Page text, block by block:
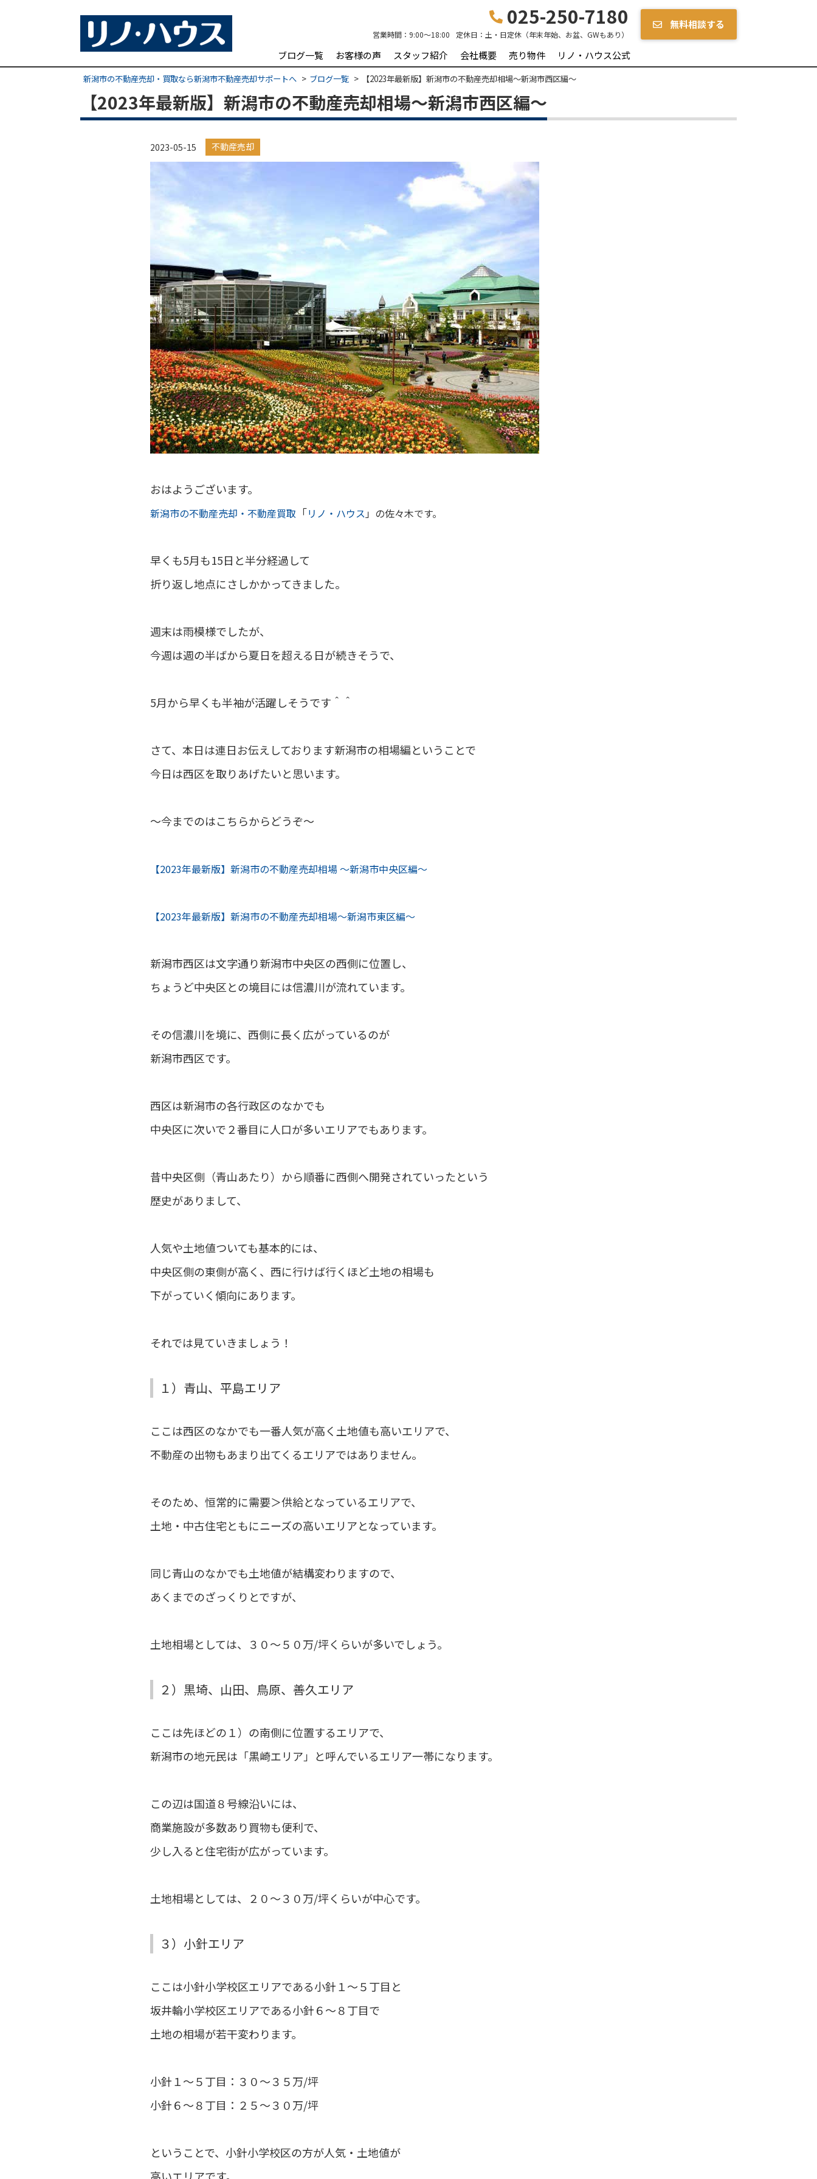
025-250-7180
営業時間： 9:00～18:00 定休日： 土・日定休（年末年始、お盆、GWもあり）
無料相談する
ブログ一覧 お客様の声 スタッフ紹介 会社概要 売り物件 リノ・ハウス公式
新潟市の不動産売却・買取なら新潟市不動産売却サポートへ ブログ一覧 【2023年最新版】新潟市の不動産売却相場〜新潟市西区編〜
【2023年最新版】新潟市の不動産売却相場〜新潟市西区編〜
2023-05-15 不動産売却
おはようございます。
新潟市の不動産売却・不動産買取 「リノ・ハウス 」の佐々木です。
早くも5月も15日と半分経過して
折り返し地点にさしかかってきました。
週末は雨模様でしたが、
今週は週の半ばから夏日を超える日が続きそうで、
5月から早くも半袖が活躍しそうです＾＾
さて、本日は連日お伝えしております新潟市の相場編ということで
今日は西区を取りあげたいと思います。
～今までのはこちらからどうぞ～
【2023年最新版】新潟市の不動産売却相場 ～新潟市中央区編～
【2023年最新版】新潟市の不動産売却相場〜新潟市東区編〜
新潟市西区は文字通り新潟市中央区の西側に位置し、
ちょうど中央区との境目には信濃川が流れています。
その信濃川を境に、西側に長く広がっているのが
新潟市西区です。
西区は新潟市の各行政区のなかでも
中央区に次いで２番目に人口が多いエリアでもあります。
昔中央区側（青山あたり）から順番に西側へ開発されていったという
歴史がありまして、
人気や土地値ついても基本的には、
中央区側の東側が高く、西に行けば行くほど土地の相場も
下がっていく傾向にあります。
それでは見ていきましょう！
１）青山、平島エリア
ここは西区のなかでも一番人気が高く土地値も高いエリアで、
不動産の出物もあまり出てくるエリアではありません。
そのため、恒常的に需要＞供給となっているエリアで、
土地・中古住宅ともにニーズの高いエリアとなっています。
同じ青山のなかでも土地値が結構変わりますので、
あくまでのざっくりとですが、
土地相場としては、３０～５０万/坪くらいが多いでしょう。
２）黒埼、山田、鳥原、善久エリア
ここは先ほどの１）の南側に位置するエリアで、
新潟市の地元民は「黒崎エリア」と呼んでいるエリア一帯になります。
この辺は国道８号線沿いには、
商業施設が多数あり買物も便利で、
少し入ると住宅街が広がっています。
土地相場としては、２０～３０万/坪くらいが中心です。
３）小針エリア
ここは小針小学校区エリアである小針１～５丁目と
坂井輪小学校区エリアである小針６～８丁目で
土地の相場が若干変わります。
小針１～５丁目：３０～３５万/坪
小針６～８丁目：２５～３０万/坪
ということで、小針小学校区の方が人気・土地値が